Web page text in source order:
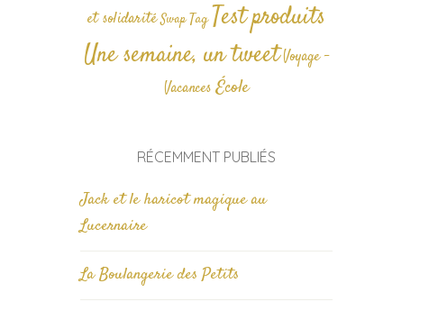
et solidarité Swap TagTest produits
Une semaine, un tweetVoyage -
Vacances École
RÉCEMMENT PUBLIÉS
Jack et le haricot magique au
Lucernaire
La Boulangerie des Petits